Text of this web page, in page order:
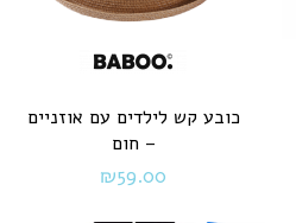
כובע קש לילדים עם אוזניים
– חום
₪59.00